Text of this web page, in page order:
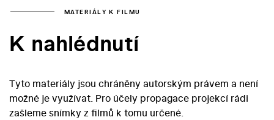
MATERIÁLY K FILMU
K nahlédnutí
Tyto materiály jsou chráněny autorským právem a není
možné je využívat. Pro účely propagace projekcí rádi
zašleme snímky z filmů k tomu určené.